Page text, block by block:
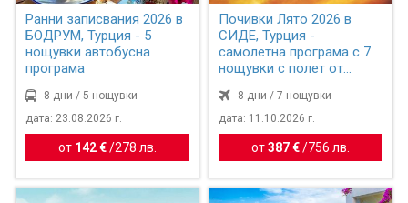
Ранни записвания 2026 в
БОДРУМ, Турция - 5
нощувки автобусна
програма
8 дни / 5 нощувки
дата: 23.08.2026 г.
от 142 € /278 лв.
Почивки Лято 2026 в
СИДЕ, Турция -
самолетна програма с 7
нощувки с полет от
8 дни / 7 нощувки
дата: 11.10.2026 г.
от387 €/ 756 лв.